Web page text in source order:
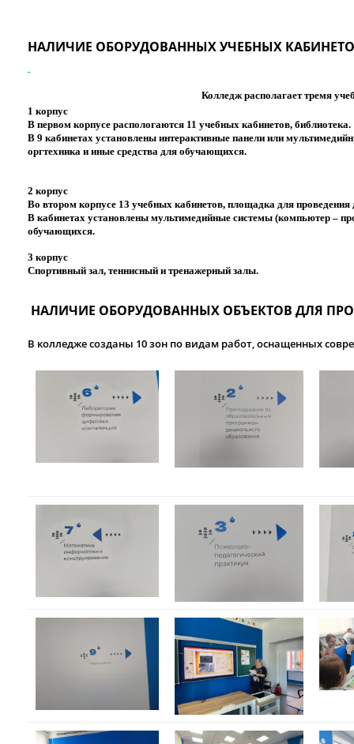
НАЛИЧИЕ ОБОРУДОВАННЫХ УЧЕБНЫХ
Колледж располагает тремя
1 корпус
В первом корпусе распологаются 11 учебных кабинетов, библиотека.
В 9 кабинетах установлены интерактивные панели или
оргтехника и иные средства для обучающихся.
2 корпус
Во втором корпусе 13 учебных кабинетов, площадка для проведения
В кабинетах установлены мультимедийные системы (компьютер –
обучающихся.
3 корпус
Спортивный зал, теннисный и тренажерный залы.
НАЛИЧИЕ ОБОРУДОВАННЫХ ОБЪЕКТОВ ДЛЯ
В колледже созданы 10 зон по видам работ, оснащенных